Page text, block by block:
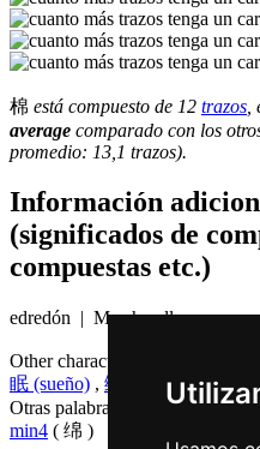
棉 está compuesto de 12 trazos
average comparado con los
promedio: 13,1 trazos).
Información
(significados de
compuestas etc.)
edredón | Marshmallow
Other characters that are
眠 (sueño) , 绵 (algodón)
Otras palabras que también
min4 ( 绵 )